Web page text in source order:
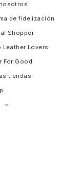
de fidelización
Shopper
Leather Lovers
For Good
tiendas